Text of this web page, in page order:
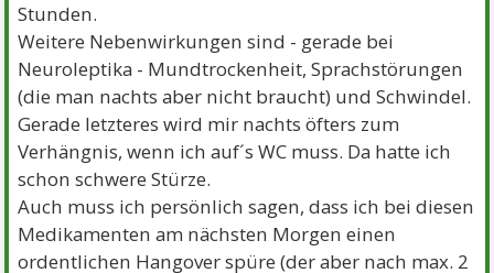
Stunden.
Weitere Nebenwirkungen sind - gerade bei
Neuroleptika - Mundtrockenheit, Sprachstörungen
(die man nachts aber nicht braucht) und Schwindel.
Gerade letzteres wird mir nachts öfters zum
Verhängnis, wenn ich auf´s WC muss. Da hatte ich
schon schwere Stürze.
Auch muss ich persönlich sagen, dass ich bei diesen
Medikamenten am nächsten Morgen einen
ordentlichen Hangover spüre (der aber nach max. 2